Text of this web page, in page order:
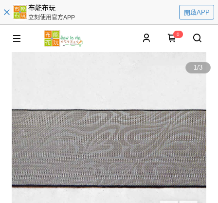
布能布玩
立刻使用官方APP
開啟APP
0
1/3